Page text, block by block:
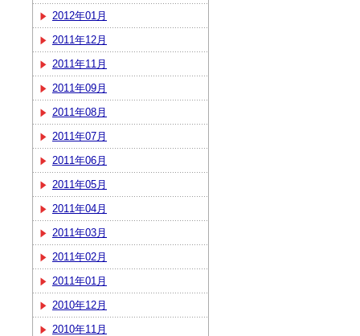
2012年01月
2011年12月
2011年11月
2011年09月
2011年08月
2011年07月
2011年06月
2011年05月
2011年04月
2011年03月
2011年02月
2011年01月
2010年12月
2010年11月